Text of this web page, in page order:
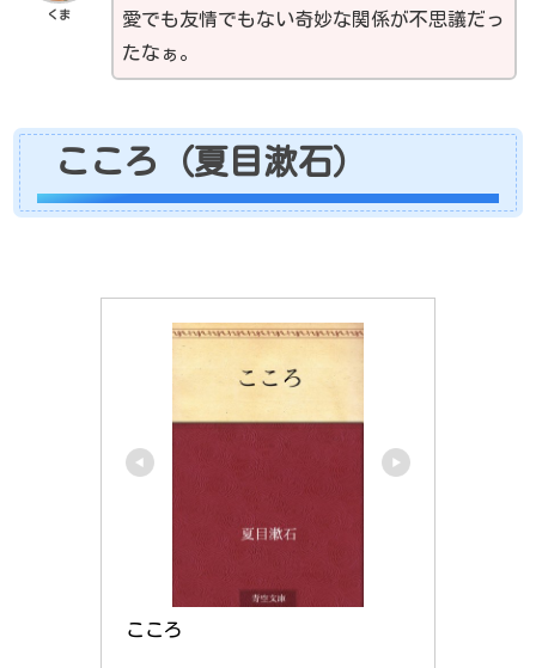
くま
愛でも友情でもない奇妙な関係が不思議だっ
たなぁ。
こころ（夏目漱石）
こころ